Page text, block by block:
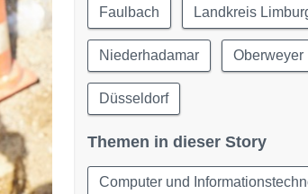
Faulbach Landkreis
Niederhadamar Oberweyer
Düsseldorf
Themen in dieser Story
Computer und